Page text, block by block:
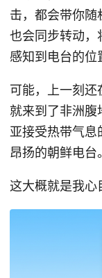
击，都会带你
也会同步转动，
感知到电台的位
可能，上一刻还
就来到了非洲腹
亚接受热带气
昂扬的朝鲜电台。
这大概就是我心